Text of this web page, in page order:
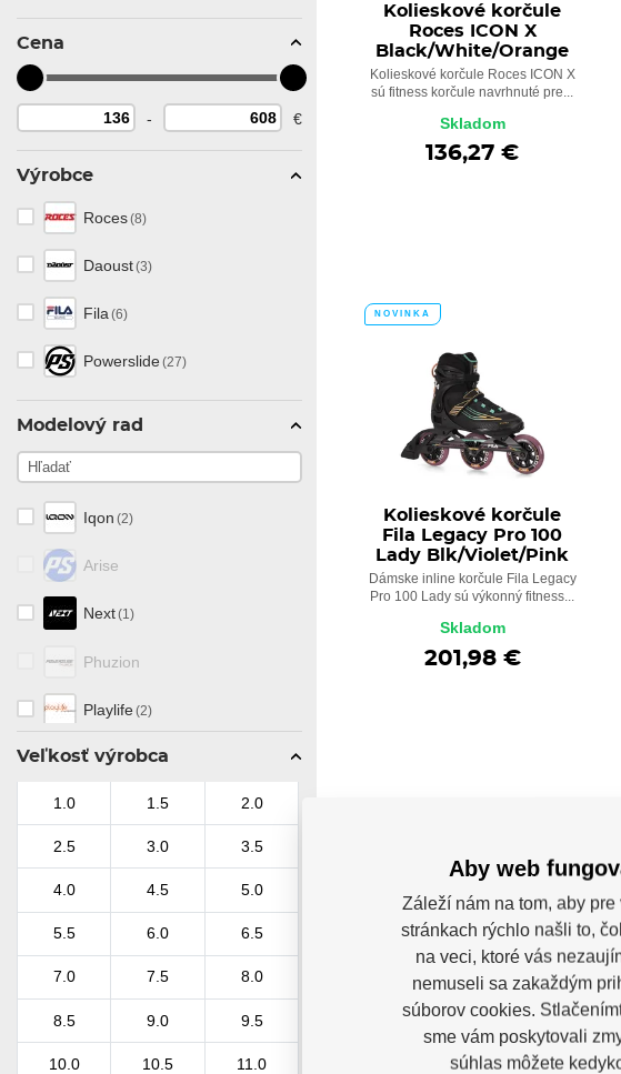
Cena
- €
Výrobce
Roces(8)
Daoust(3)
Fila(6)
Powerslide(27)
Modelový rad
Iqon (2)
Arise
Next(1)
Phuzion
Playlife(2)
Swell(1)
Veľkosť výrobca
1.0 1.5 2.0
2.5 3.0 3.5
4.0 4.5 5.0
5.5 6.0 6.5
7.0 7.5 8.0
8.5 9.0 9.5
10.0 10.5 11.0
Kolieskové korčule
Roces ICON X
Black/White/Orange
Kolieskové korčule Roces ICON X
sú fitness korčule navrhnuté pre...
Skladom
136,27 €
NOVINKA
Kolieskové korčule
Fila Legacy Pro 100
Lady Blk/Violet/Pink
Dámske inline korčule Fila Legacy
Pro 100 Lady sú výkonný fitness...
Skladom
201,98 €
Kolieskové korčule
Powerslide Phuzion
Argon KPU PDS White
Aby web
Záleží nám na tom, aby
stránkach rýchlo našli to,
na veci, ktoré vás
nemuseli sa zakaždým
súborov cookies.
sme vám poskytovali
súhlas môžete